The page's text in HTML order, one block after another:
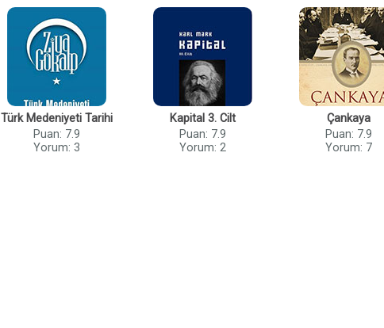
Türk Medeniyeti Tarihi
Puan: 7.9
Yorum: 3
Kapital 3. Cilt
Puan: 7.9
Yorum: 2
Çankaya
Puan: 7.9
Yorum: 7